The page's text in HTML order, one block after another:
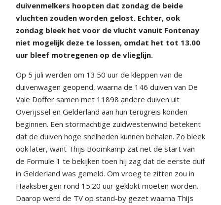
duivenmelkers hoopten dat zondag de beide
vluchten zouden worden gelost. Echter, ook
zondag bleek het voor de vlucht vanuit Fontenay
niet mogelijk deze te lossen, omdat het tot 13.00
uur bleef motregenen op de vlieglijn.
Op 5 juli werden om 13.50 uur de kleppen van de
duivenwagen geopend, waarna de 146 duiven van De
Vale Doffer samen met 11898 andere duiven uit
Overijssel en Gelderland aan hun terugreis konden
beginnen. Een stormachtige zuidwestenwind betekent
dat de duiven hoge snelheden kunnen behalen. Zo bleek
ook later, want Thijs Boomkamp zat net de start van
de Formule 1 te bekijken toen hij zag dat de eerste duif
in Gelderland was gemeld. Om vroeg te zitten zou in
Haaksbergen rond 15.20 uur geklokt moeten worden.
Daarop werd de TV op stand-by gezet waarna Thijs